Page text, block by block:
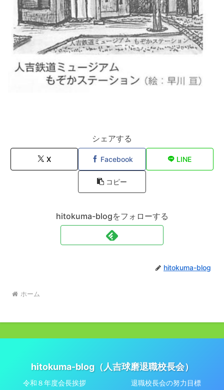
シェアする
X Facebook LINE
コピー
hitokuma-blogをフォローする
hitokuma-blog
ホーム
hitokuma-blog（人吉球磨退職校長会）
令和８年度会長挨拶 退職校長会の努力目標